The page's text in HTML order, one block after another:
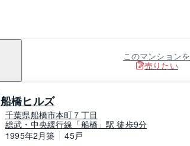
このマンションを
売りたい
船橋ヒルズ
千葉県船橋市本町７丁目
総武・中央緩行線「船橋」駅 徒歩9分
1995年2月築
45戸